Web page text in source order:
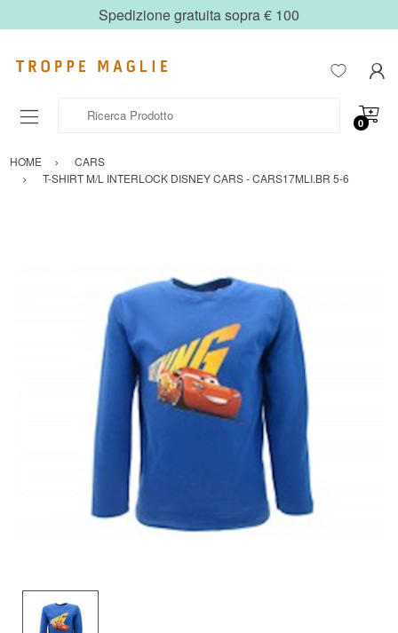
Spedizione gratuita sopra € 100
0
HOME
CARS
T-SHIRT M/L INTERLOCK DISNEY CARS - CARS17MLI.BR 5-6